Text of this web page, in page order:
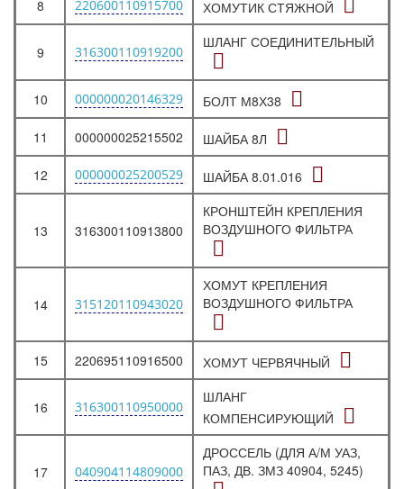
8
220600110915700 ХОМУТИК СТЯЖНОЙ
9 316300110919200
ШЛАНГ СОЕДИНИТЕЛЬНЫЙ
10 000000020146329
БОЛТ М8Х38
11
000000025215502
ШАЙБА 8Л
12
000000025200529 ШАЙБА 8.01.016
13 316300110913800
КРОНШТЕЙН КРЕПЛЕНИЯ
ВОЗДУШНОГО ФИЛЬТРА
14 315120110943020
ХОМУТ КРЕПЛЕНИЯ
ВОЗДУШНОГО ФИЛЬТРА
15 220695110916500 ХОМУТ ЧЕРВЯЧНЫЙ
16 316300110950000
ШЛАНГ
КОМПЕНСИРУЮЩИЙ
17 040904114809000
ДРОССЕЛЬ (ДЛЯ А/М УАЗ,
ПАЗ, ДВ. ЗМЗ 40904, 5245)